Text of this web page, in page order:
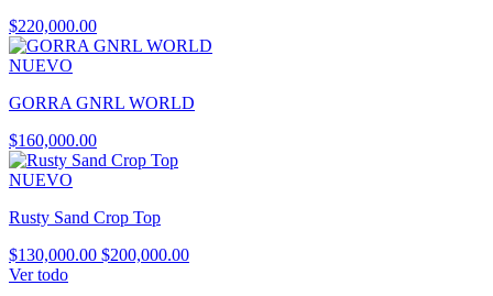
$220,000.00
NUEVO
GORRA GNRL WORLD
$160,000.00
NUEVO
Rusty Sand Crop Top
$130,000.00 $200,000.00
Ver todo